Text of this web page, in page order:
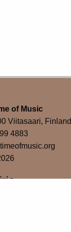
of Music
Viitasaari, Finland
4883